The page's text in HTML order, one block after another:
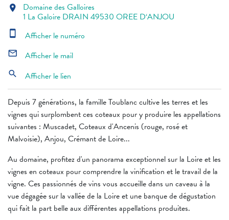
Depuis 7 générations, la famille Toublanc cultive les terres et les
vignes qui surplombent ces coteaux pour y produire les appellations
suivantes : Muscadet, Coteaux d'Ancenis (rouge, rosé et
Malvoisie), Anjou, Crémant de Loire...
Au domaine, profitez d'un panorama exceptionnel sur la Loire et les
vignes en coteaux pour comprendre la vinification et le travail de la
vigne. Ces passionnés de vins vous accueille dans un caveau à la
vue dégagée sur la vallée de la Loire et une banque de dégustation
qui fait la part belle aux différentes appellations produites.
location_on Domaine des Galloires
1 La Galoire DRAIN 49530 OREE D‘ANJOU
smartphone Afficher le numéro
mail_outline Afficher le mail
search Afficher le lien